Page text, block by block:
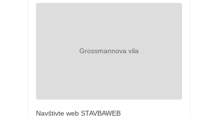
Navštivte web STAVBAWEB